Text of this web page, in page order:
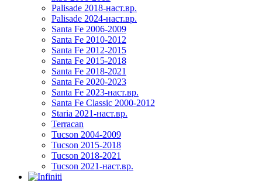
Palisade 2018-наст.вр.
Palisade 2024-наст.вр.
Santa Fe 2006-2009
Santa Fe 2010-2012
Santa Fe 2012-2015
Santa Fe 2015-2018
Santa Fe 2018-2021
Santa Fe 2020-2023
Santa Fe 2023-наст.вр.
Santa Fe Classic 2000-2012
Staria 2021-наст.вр.
Terracan
Tucson 2004-2009
Tucson 2015-2018
Tucson 2018-2021
Tucson 2021-наст.вр.